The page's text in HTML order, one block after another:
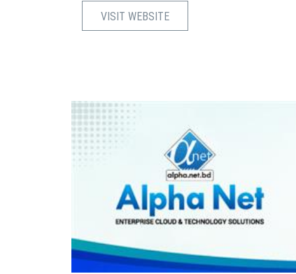
VISIT WEBSITE